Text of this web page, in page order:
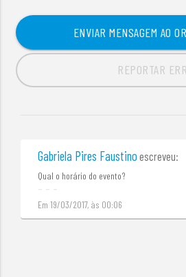
ENVIAR MENSAGEM AO
REPORTAR
Gabriela Pires Faustino escreveu:
Qual o horário do evento?
Em 19/03/2017, às 00:06